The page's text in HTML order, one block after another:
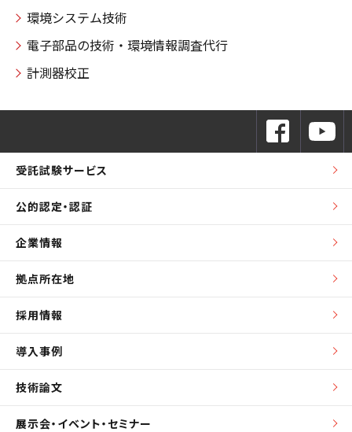
環境システム技術
電子部品の技術・環境情報調査代行
計測器校正
受託試験サービス
公的認定・認証
企業情報
拠点所在地
採用情報
導入事例
技術論文
展示会・イベント・セミナー